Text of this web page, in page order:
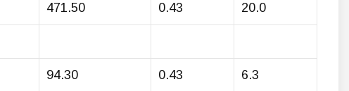
471.50 0.43 20.0
94.30 0.43 6.3